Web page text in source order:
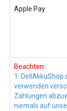
Apple Pay
Beachten:
1.
verwenden
Zahlungen
niemals auf